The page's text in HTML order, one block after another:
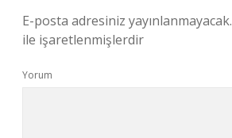
E-posta adresiniz yayınlanmayacak.
ile işaretlenmişlerdir
Yorum